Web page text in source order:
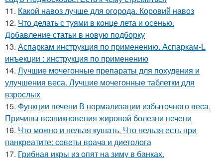
11. Какой навоз лучше для огорода. Коровий навоз
12. Что делать с туями в конце лета и осенью.
Добавление статьи в новую подборку
13. Аспаркам инструкция по применению. Аспаркам-L
инъекции : инструкция по применению
14. Лучшие мочегонные препараты для похудения и
улучшения веса. Лучшие мочегонные таблетки для
взрослых
15. Функции печени В нормализации избыточного веса.
Причины возникновения жировой болезни печени
16. Что можно и нельзя кушать. Что нельзя есть при
панкреатите: советы врача и диетолога
17. Грибная икры из опят на зиму в банках.